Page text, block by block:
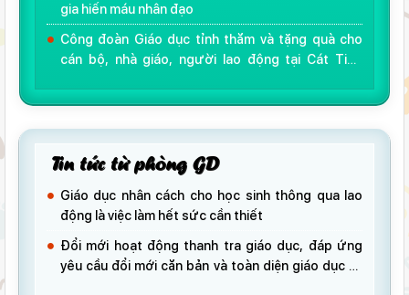
gia hiến máu nhân đạo
Công đoàn Giáo dục tỉnh thăm và tặng quà cho
cán bộ, nhà giáo, người lao động tại Cát Tiên
Tin tức từ phòng GD
Giáo dục nhân cách cho học sinh thông qua lao
động là việc làm hết sức cần thiết
Đổi mới hoạt động thanh tra giáo dục, đáp ứng
yêu cầu đổi mới căn bản và toàn diện giáo dục và